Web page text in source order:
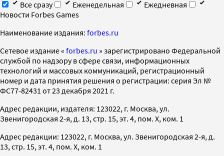
Все сразу
Еженедельная
Ежедневная
Новости Forbes Games
Наименование издания: forbes.ru
Cетевое издание « forbes.ru » зарегистрировано Федеральной
службой по надзору в сфере связи, информационных
технологий и массовых коммуникаций, регистрационный
номер и дата принятия решения о регистрации: серия Эл №
ФС77-82431 от 23 декабря 2021 г.
Адрес редакции, издателя: 123022, г. Москва, ул.
Звенигородская 2-я, д. 13, стр. 15, эт. 4, пом. X, ком. 1
Адрес редакции: 123022, г. Москва, ул. Звенигородская 2-я, д.
13, стр. 15, эт. 4, пом. X, ком. 1